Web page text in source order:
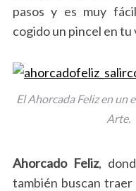
pasos y es muy
cogido un pincel en tu
El Ahorcada Feliz en un
Arte.
Ahorcado Feliz,
también buscan traer